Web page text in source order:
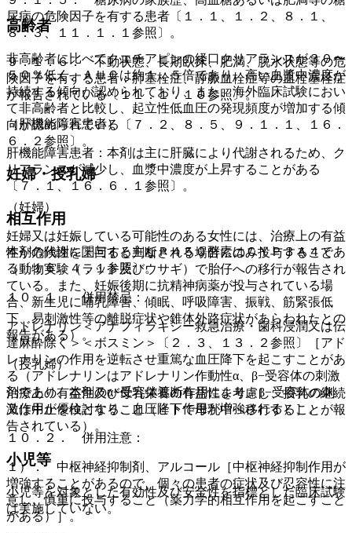
高齢者
非高齢者に比べてクエチアピンの経口クリアランスが３０〜
５０％低く、ＡＵＣは約１．５倍であり、高い血漿中濃度が
持続する傾向が認められており、また、海外臨床試験におい
て非高齢者と比較し、起立性低血圧の発現頻度が増加する傾
向が認められている〔７．２、８．５、９．１．１、１６．
６．２参照〕。
妊婦・授乳婦
（妊婦）
妊婦又は妊娠している可能性のある女性には、治療上の有益
性が危険性を上回ると判断される場合にのみ投与すること
（動物実験（ラット及びウサギ）で胎仔への移行が報告され
ている。また、妊娠後期に抗精神病薬が投与されている場
合、新生児に哺乳障害、傾眠、呼吸障害、振戦、筋緊張低
下、易刺激性等の離脱症状や錐体外路症状があらわれたとの
報告がある）。
（授乳婦）
治療上の有益性及び母乳栄養の有益性を考慮し、授乳の継続
又は中止を検討すること（ヒトで母乳中へ移行することが報
告されている）。
小児等
小児等を対象とした有効性及び安全性を指標とした臨床試験
は実施していない。
尿病の危険因子を有する患者〔１．１、１．２、８．１、
８．３、１１．１．１参照〕。
９．１．６． 不動状態、長期臥床、肥満、脱水状態等の危
険因子を有する患者：肺塞栓症、静脈血栓症等の血栓塞栓症
が報告されている〔１１．１．１０参照〕。
（肝機能障害患者）
肝機能障害患者：本剤は主に肝臓により代謝されるため、ク
リアランスが減少し、血漿中濃度が上昇することがある
〔７．１、１６．６．１参照〕。
相互作用
本剤の代謝に関与する主なＰ４５０酵素はＣＹＰ３Ａ４であ
る〔１６．４．１参照〕。
１０．１． 併用禁忌：
アドレナリン＜アナフィラキシー救急治療・歯科浸潤又は伝
達麻酔除く＞＜ボスミン＞〔２．３、１３．２参照〕［アド
レナリンの作用を逆転させ重篤な血圧降下を起こすことがあ
る（アドレナリンはアドレナリン作動性α、β−受容体の刺激
剤であり、本剤のα−受容体遮断作用により、β−受容体の刺
激作用が優位となり、血圧降下作用が増強される）］。
１０．２． 併用注意：
１）． 中枢神経抑制剤、アルコール［中枢神経抑制作用が
増強することがあるので、個々の患者の症状及び忍容性に注
意し、慎重に投与すること（薬力学的相互作用を起こすこと
がある）］。